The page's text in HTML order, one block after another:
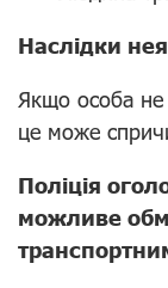
Наслідки
Якщо особа не
це може
Поліція
можливе